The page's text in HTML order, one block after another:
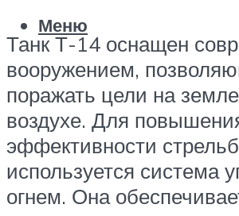
Меню
Танк Т-14 оснащен
вооружением,
поражать цели на
воздухе. Для
эффективности
используется система
огнем. Она